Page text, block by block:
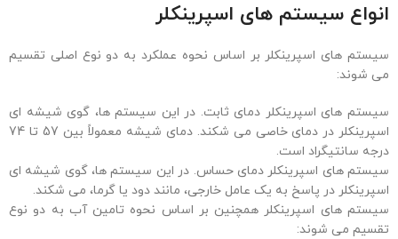
انواع سیستم های اسپرینکلر
سیستم های اسپرینکلر بر اساس نحوه عملکرد به دو نوع اصلی تقسیم
می شوند:
سیستم های اسپرینکلر دمای ثابت. در این سیستم ها، گوی شیشه ای
اسپرینکلر در دمای خاصی می شکند. دمای شیشه معمولاً بین 57 تا 74
درجه سانتیگراد است.
سیستم های اسپرینکلر دمای حساس. در این سیستم ها، گوی شیشه ای
اسپرینکلر در پاسخ به یک عامل خارجی، مانند دود یا گرما، می شکند.
سیستم های اسپرینکلر همچنین بر اساس نحوه تامین آب به دو نوع
تقسیم می شوند: